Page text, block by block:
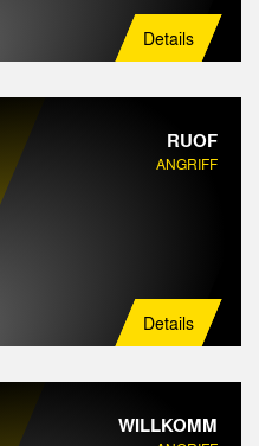
Details
RUOF
ANGRIFF
Details
WILLKOMM